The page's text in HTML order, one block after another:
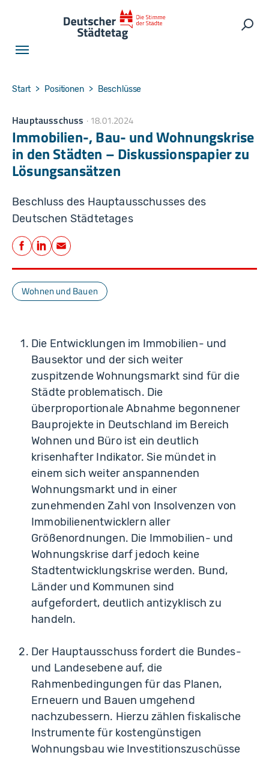
You are here:
Start Positionen Beschlüsse
Hauptausschuss 18.01.2024
Immobilien-, Bau- und Wohnungskrise
in den Städten – Diskussionspapier zu
Lösungsansätzen
Beschluss des Hauptausschusses des
Deutschen Städtetages
Teilen
Facebook
LinkedIn
E-Mail
Wohnen und Bauen
Die Entwicklungen im Immobilien- und
Bausektor und der sich weiter
zuspitzende Wohnungsmarkt sind für die
Städte problematisch. Die
überproportionale Abnahme begonnener
Bauprojekte in Deutschland im Bereich
Wohnen und Büro ist ein deutlich
krisenhafter Indikator. Sie mündet in
einem sich weiter anspannenden
Wohnungsmarkt und in einer
zunehmenden Zahl von Insolvenzen von
Immobilienentwicklern aller
Größenordnungen. Die Immobilien- und
Wohnungskrise darf jedoch keine
Stadtentwicklungskrise werden. Bund,
Länder und Kommunen sind
aufgefordert, deutlich antizyklisch zu
handeln.
Der Hauptausschuss fordert die Bundes-
und Landesebene auf, die
Rahmenbedingungen für das Planen,
Erneuern und Bauen umgehend
nachzubessern. Hierzu zählen fiskalische
Instrumente für kostengünstigen
Wohnungsbau wie Investitionszuschüsse